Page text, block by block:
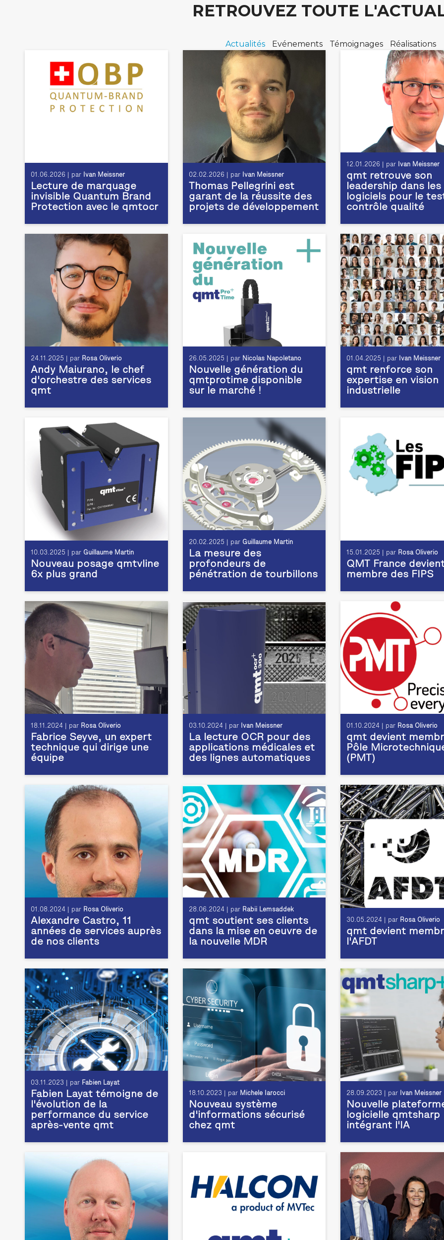
RETROUVEZ TOUTE
Actualités Evénements Témoignages Réalisations
01.06.2026 | par Ivan Meissner
Lecture de marquage
invisible Quantum Brand
Protection avec le qmtocr
02.02.2026 | par Ivan Meissner
Thomas Pellegrini est
garant de la réussite des
projets de développement
12.01.2026 | par Ivan Meissner
qmt retrouve son
leadership dans les
logiciels pour le
contrôle qualité
24.11.2025 | par Rosa Oliverio
Andy Maiurano, le chef
d'orchestre des services
qmt
26.05.2025 | par Nicolas Napoletano
Nouvelle génération du
qmtprotime disponible
sur le marché !
01.04.2025 | par Ivan Meissner
qmt renforce son
expertise en vision
industrielle
10.03.2025 | par Guillaume Martin
Nouveau posage qmtvline
6x plus grand
20.02.2025 | par Guillaume Martin
La mesure des
profondeurs de
pénétration de tourbillons
15.01.2025 | par Rosa Oliverio
QMT France
membre des FIPS
18.11.2024 | par Rosa Oliverio
Fabrice Seyve, un expert
technique qui dirige une
équipe
03.10.2024 | par Ivan Meissner
La lecture OCR pour des
applications médicales et
des lignes automatiques
01.10.2024 | par Rosa Oliverio
qmt devient
Pôle
(PMT)
01.08.2024 | par Rosa Oliverio
Alexandre Castro, 11
années de services auprès
de nos clients
28.06.2024 | par Rabii Lemsaddek
qmt soutient ses clients
dans la mise en oeuvre de
la nouvelle MDR
30.05.2024 | par Rosa Oliverio
qmt devient
l'AFDT
03.11.2023 | par Fabien Layat
Fabien Layat témoigne de
l'évolution de la
performance du service
après-vente qmt
18.10.2023 | par Michele Iarocci
Nouveau système
d'informations sécurisé
chez qmt
28.09.2023 | par Ivan Meissner
Nouvelle
logicielle qmtsharp
intégrant l'IA